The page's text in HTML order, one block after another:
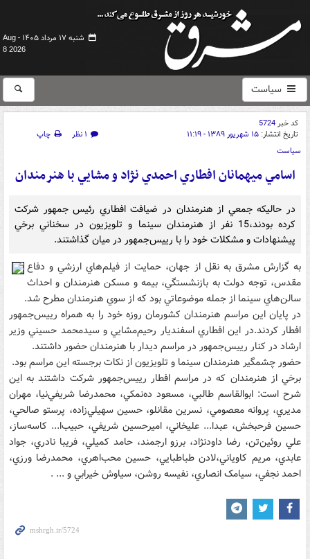
شنبه ۱۷ مرداد ۱۴۰۵ -
Aug
8 2026
سیاست
کد خبر5724
تاریخ انتشار: ۱۵ شهریور ۱۳۸۹ - ۱۱:۱۹ ۱ نظر
چاپ
سیاست
اسامي ميهمانان افطاري احمدي نژاد و مشايي با هنرمندان
در حاليکه جمعي از هنرمندان در ضيافت افطاري رئيس جمهور شرکت
کرده بودند،15 نفر از هنرمندان سينما و تلويزيون در سخناني برخي
پيشنهادات و مشکلات خود را با رييس‌جمهور در ميان گذاشتند.
به گزارش مشرق به نقل از جهان، حمايت از فيلم‌هاي ارزشي و دفاع
مقدس، توجه دولت به بازنشستگي، بيمه و مسکن هنرمندان و احداث
سالن‌هاي سينما از جمله موضوعاتي بود که از سوي هنرمندان مطرح شد.
در پايان اين مراسم هنرمندان کشورمان روزه خود را به همراه رييس‌جمهور
افطار کردند.در اين افطاري اسفنديار رحيم‌مشايي و سيدمحمد حسيني وزير
ارشاد در کنار رييس‌جمهور در مراسم ديدار با هنرمندان حضور داشتند.
حضور چشمگير هنرمندان سينما و تلويزيون از نکات برجسته اين مراسم بود.
برخي از هنرمندان که در مراسم افطار رييس‌جمهور شرکت داشتند به اين
شرح است: ابوالقاسم طالبي، مسعود ده‌نمکي، محمدرضا شريفي‌نيا، مهران
مديري، پروانه معصومي، نسرين مقانلو، حسين سهيلي‌زاده، پرستو صالحي،
حسين فرحبخش، ‌عبدا... عليخاني، اميرحسين شريفي، حبيب‌ا... کاسه‌ساز،‌
علي روئين‌تن، رضا داودنژاد، برزو ارجمند، حامد کميلي، فريبا نادري، جواد
عابدي، مريم کاوياني،‌لادن طباطبايي، حسين محب‌اهري، محمدرضا ورزي،
‌احمد نجفي،‌ سيامک انصاري،‌ نفيسه روشن، سياوش خيرابي و ... .